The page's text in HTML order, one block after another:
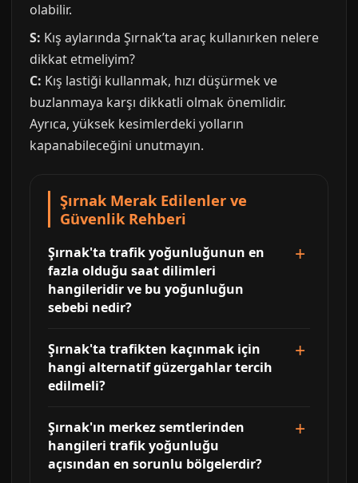
olabilir.
S: Kış aylarında Şırnak’ta araç kullanırken nelere
dikkat etmeliyim?
C: Kış lastiği kullanmak, hızı düşürmek ve
buzlanmaya karşı dikkatli olmak önemlidir.
Ayrıca, yüksek kesimlerdeki yolların
kapanabileceğini unutmayın.
Şırnak Merak Edilenler ve
Güvenlik Rehberi
Şırnak'ta trafik yoğunluğunun en
fazla olduğu saat dilimleri
hangileridir ve bu yoğunluğun
sebebi nedir?
Şırnak'ta trafikten kaçınmak için
hangi alternatif güzergahlar tercih
edilmeli?
Şırnak'ın merkez semtlerinden
hangileri trafik yoğunluğu
açısından en sorunlu bölgelerdir?